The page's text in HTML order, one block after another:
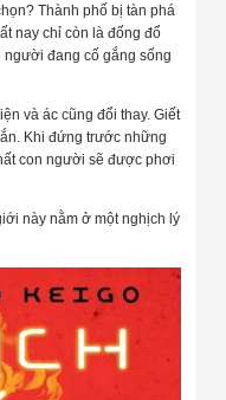
Thành phố bị tàn phá
nay chỉ còn là đống đổ
người đang cố gắng sống
và ác cũng đổi thay. Giết
Khi đứng trước những
con người sẽ được phơi
này nằm ở một nghịch lý